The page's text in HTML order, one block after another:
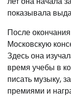
показывала
После
Московскую
Здесь она
время учебы в
писать музыку,
премиями и